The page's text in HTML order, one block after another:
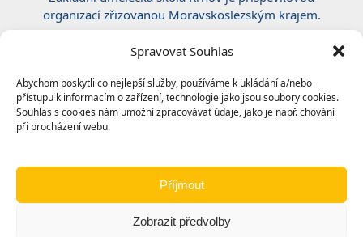
Spravovat Souhlas
Abychom poskytli co nejlepší služby, používáme k ukládání a/nebo
přístupu k informacím o zařízení, technologie jako jsou soubory cookies.
Souhlas s cookies nám umožní zpracovávat údaje, jako je např. chování
při procházení webu.
Příjmout
Zobrazit předvolby
organizací zřizovanou Moravskoslezským krajem.
Certifikace ČSN EN ISO 50001:2019